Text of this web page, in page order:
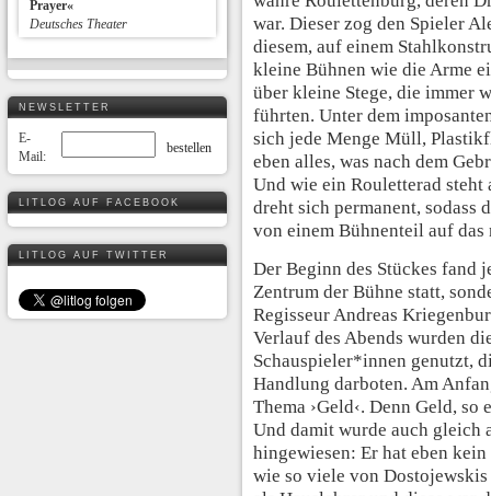
war. Dieser zog den Spieler
diesem, auf einem
kleine Bühnen wie die Arme
über kleine Stege, die immer
führten. Unter dem
sich jede Menge Müll,
eben alles, was nach dem
Und wie ein Rouletterad
dreht sich permanent, sodass
von einem Bühnenteil auf das
Der Beginn des Stückes fand
Zentrum der Bühne statt,
Regisseur Andreas
Verlauf des Abends wurden
Schauspieler*innen genutzt,
Handlung darboten. Am
Thema ›Geld‹. Denn Geld,
Und damit wurde auch
hingewiesen: Er hat eben
wie so viele von
Prayer«
Deutsches Theater
NEWSLETTER
E-
Mail:
LITLOG AUF FACEBOOK
LITLOG AUF TWITTER